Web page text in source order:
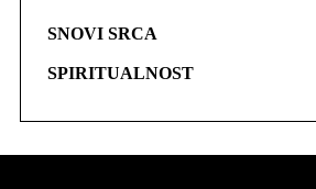
SNOVI SRCA
SPIRITUALNOST